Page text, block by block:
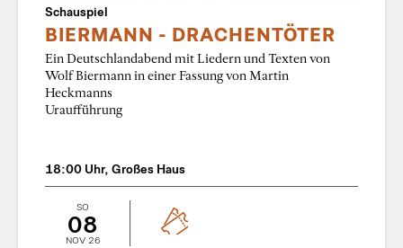
Schauspiel
BIERMANN - DRACHENTÖTER
Ein Deutschlandabend mit Liedern und Texten von
Wolf Biermann in einer Fassung von Martin
Heckmanns
Uraufführung
18:00 Uhr, Großes Haus
SO
08
NOV 26